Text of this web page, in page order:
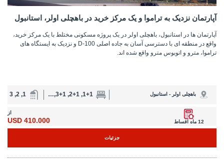
آپارتمان نزدیک به تراموا و یک مرکز خرید در باهچلی اولر، استانبول
آپارتمان ها در استانبول، باهچلی اولر در یک پروژه مسکونی مختلط با یک مرکز خرید،
واقع در منطقه ای با دسترسی آسان به جاده اصلی D-100 و نزدیک به ایستگاه های
تراموا، مترو و اتوبوس مترو واقع شده اند.
باهچلی اولر - استانبول 1+1, 2+1, 3+1, 4+1
1, 2, 3
12 ماه اقساط
از
410.000 USD
جزئیات